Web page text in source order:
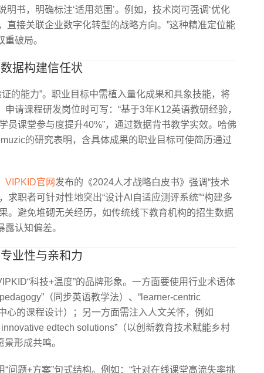
书，明确标注‘适用范围’。例如，技术岗可强调‘优化
直接关联企业数字化转型的战略方向。”这种精准定位能
破局。
据构建信任状
的能力”。职业目标中需植入量化成果和具象技能，将
请课程研发岗位时可写：“基于3年K12英语教研经验，
员课堂参与度提升40%”，通过数据背书教学实效。哈佛
的研究表明，含具体成果的职业目标可使简历通过
VIPKID官网 发布的《2024人才战略白皮书》强调“技术
求职者可针对性地突出“设计AI自适应测评系统”“构建多
。避免堆砌无关经历，如传统线下教育机构的招生数据
认知偏差。
业性与亲和力
科技+温度”的品牌形象。一方面要使用行业术语体
（同步英语教学法）、“learner-centric
心的课程设计）；另一方面需注入人文关怀，例如
edtech solutions”（以创新教育技术赋能乡村
形成共鸣。
问题+方案”句式结构。例如：“针对在线课堂高流失率挑